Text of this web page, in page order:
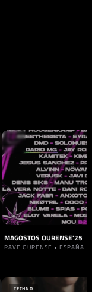
MAGOSTOS OURENSE'25
RAVE OURENSE • ESPAÑA
TECHNO